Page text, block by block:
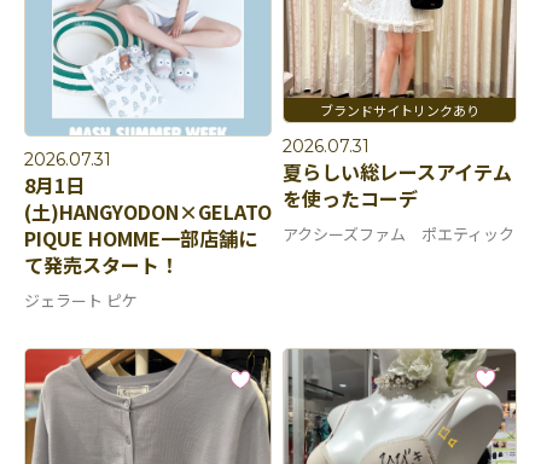
2026.07.31
8月1日
(土)HANGYODON×GELATO
PIQUE HOMME一部店舗に
て発売スタート！
ジェラート ピケ
2026.07.31
夏らしい総レースアイテム
を使ったコーデ
アクシーズファム ポエティック